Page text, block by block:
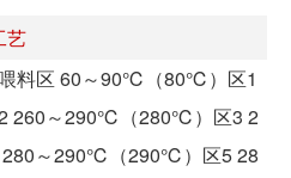
艺
料区 60～90℃（80℃）区1
260～290℃（280℃）区3 2
～290℃（290℃）区5 28